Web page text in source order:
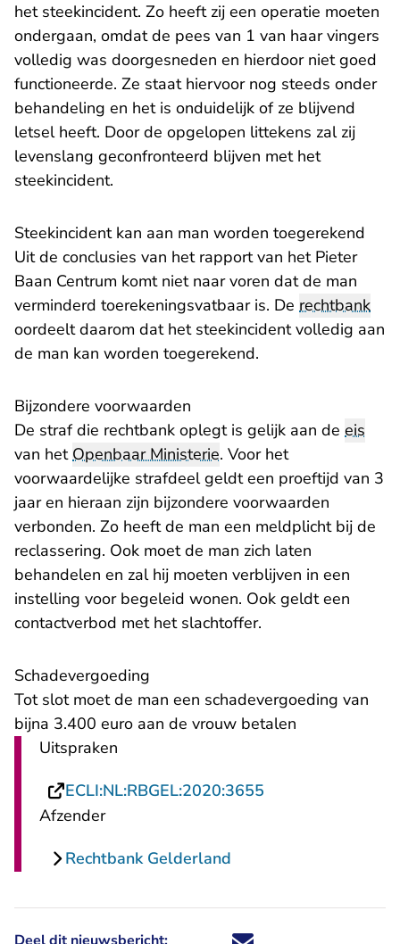
het steekincident. Zo heeft zij een operatie moeten
ondergaan, omdat de pees van 1 van haar vingers
volledig was doorgesneden en hierdoor niet goed
functioneerde. Ze staat hiervoor nog steeds onder
behandeling en het is onduidelijk of ze blijvend
letsel heeft. Door de opgelopen littekens zal zij
levenslang geconfronteerd blijven met het
steekincident.
Steekincident kan aan man worden toegerekend
Uit de conclusies van het rapport van het Pieter
Baan Centrum komt niet naar voren dat de man
verminderd toerekeningsvatbaar is. De rechtbank
oordeelt daarom dat het steekincident volledig aan
de man kan worden toegerekend.
Bijzondere voorwaarden
De straf die rechtbank oplegt is gelijk aan de eis
van hetOpenbaar Ministerie. Voor het
voorwaardelijke strafdeel geldt een proeftijd van 3
jaar en hieraan zijn bijzondere voorwaarden
verbonden. Zo heeft de man een meldplicht bij de
reclassering. Ook moet de man zich laten
behandelen en zal hij moeten verblijven in een
instelling voor begeleid wonen. Ook geldt een
contactverbod met het slachtoffer.
Schadevergoeding
Tot slot moet de man een schadevergoeding van
bijna 3.400 euro aan de vrouw betalen
Uitspraken
ECLI:NL:RBGEL:2020:3655
Afzender
Rechtbank Gelderland